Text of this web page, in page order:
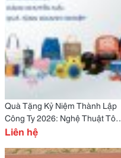
Quà Tặng Kỷ Niệm Thành Lập
Công Ty 2026: Nghệ Thuật Tôn
Vinh Cột Mốc Vàng Doanh
Liên hệ